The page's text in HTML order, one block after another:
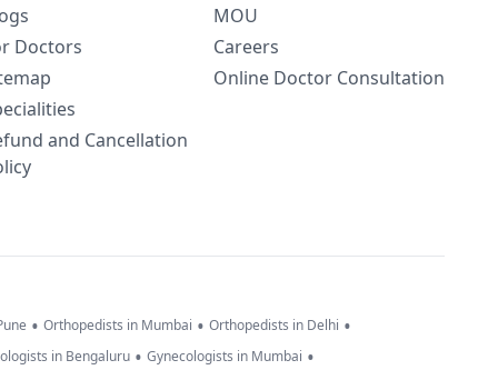
Doctors
and Cancellation
MOU
Careers
Online Doctor Consultation
• Orthopedists in Mumbai • Orthopedists in Delhi •
in Bengaluru • Gynecologists in Mumbai •